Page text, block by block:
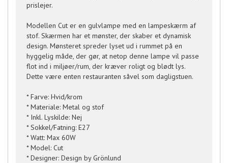
prislejer.
Modellen Cut er en gulvlampe med en lampeskærm af
stof. Skærmen har et mønster, der skaber et dynamisk
design. Mønsteret spreder lyset ud i rummet på en
hyggelig måde, der gør, at netop denne lampe vil passe
flot ind i miljøer/rum, der kræver roligt og blødt lys.
Dette være enten restauranten såvel som dagligstuen.
* Farve: Hvid/krom
* Materiale: Metal og stof
* Inkl. Lyskilde: Nej
* Sokkel/Fatning: E27
* Watt: Max 60W
* Model: Cut
* Designer: Design by Grönlund